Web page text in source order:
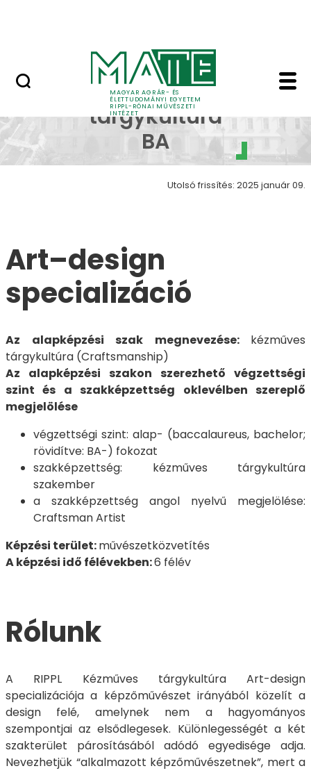
MAGYAR AGRÁR- ÉS
ÉLETTUDOMÁNYI EGYETEM
RIPPL-RÓNAI MŰVÉSZETI
INTÉZET
Art design galéria
Kézműves
tárgykultúra
BA
Utolsó frissítés: 2025 január 09.
Art–design
specializáció
Az alapképzési szak megnevezése: kézműves
tárgykultúra (Craftsmanship)
Az alapképzési szakon szerezhető végzettségi
szint és a szakképzettség oklevélben szereplő
megjelölése
végzettségi szint: alap- (baccalaureus, bachelor;
rövidítve: BA-) fokozat
szakképzettség: kézműves tárgykultúra
szakember
a szakképzettség angol nyelvű megjelölése:
Craftsman Artist
Képzési terület:művészetközvetítés
A képzési idő félévekben:6 félév
Rólunk
A RIPPL Kézműves tárgykultúra Art-design
specializációja a képzőművészet irányából közelít a
design felé, amelynek nem a hagyományos
szempontjai az elsődlegesek. Különlegességét a két
szakterület párosításából adódó egyedisége adja.
Nevezhetjük “alkalmazott képzőművészetnek”, mert a